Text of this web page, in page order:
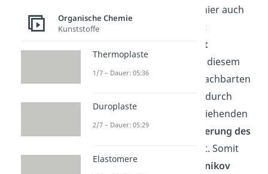
liegt hier auch
daran, dass weitere Effekt
(+I)-Effekt
vernachlässigt werden. In diesem
Fall der(-I)-Effekt
der benachbarten
, die durch
seinen Elektronendichte ziehenden
Effekt für eine
Destabilisierung des
sorgt. Somit
entsteht das
Anti Markovnikov
Organische Chemie
Kunststoffe
Thermoplaste
1/7 – Dauer: 05:36
Duroplaste
2/7 – Dauer: 05:29
Elastomere